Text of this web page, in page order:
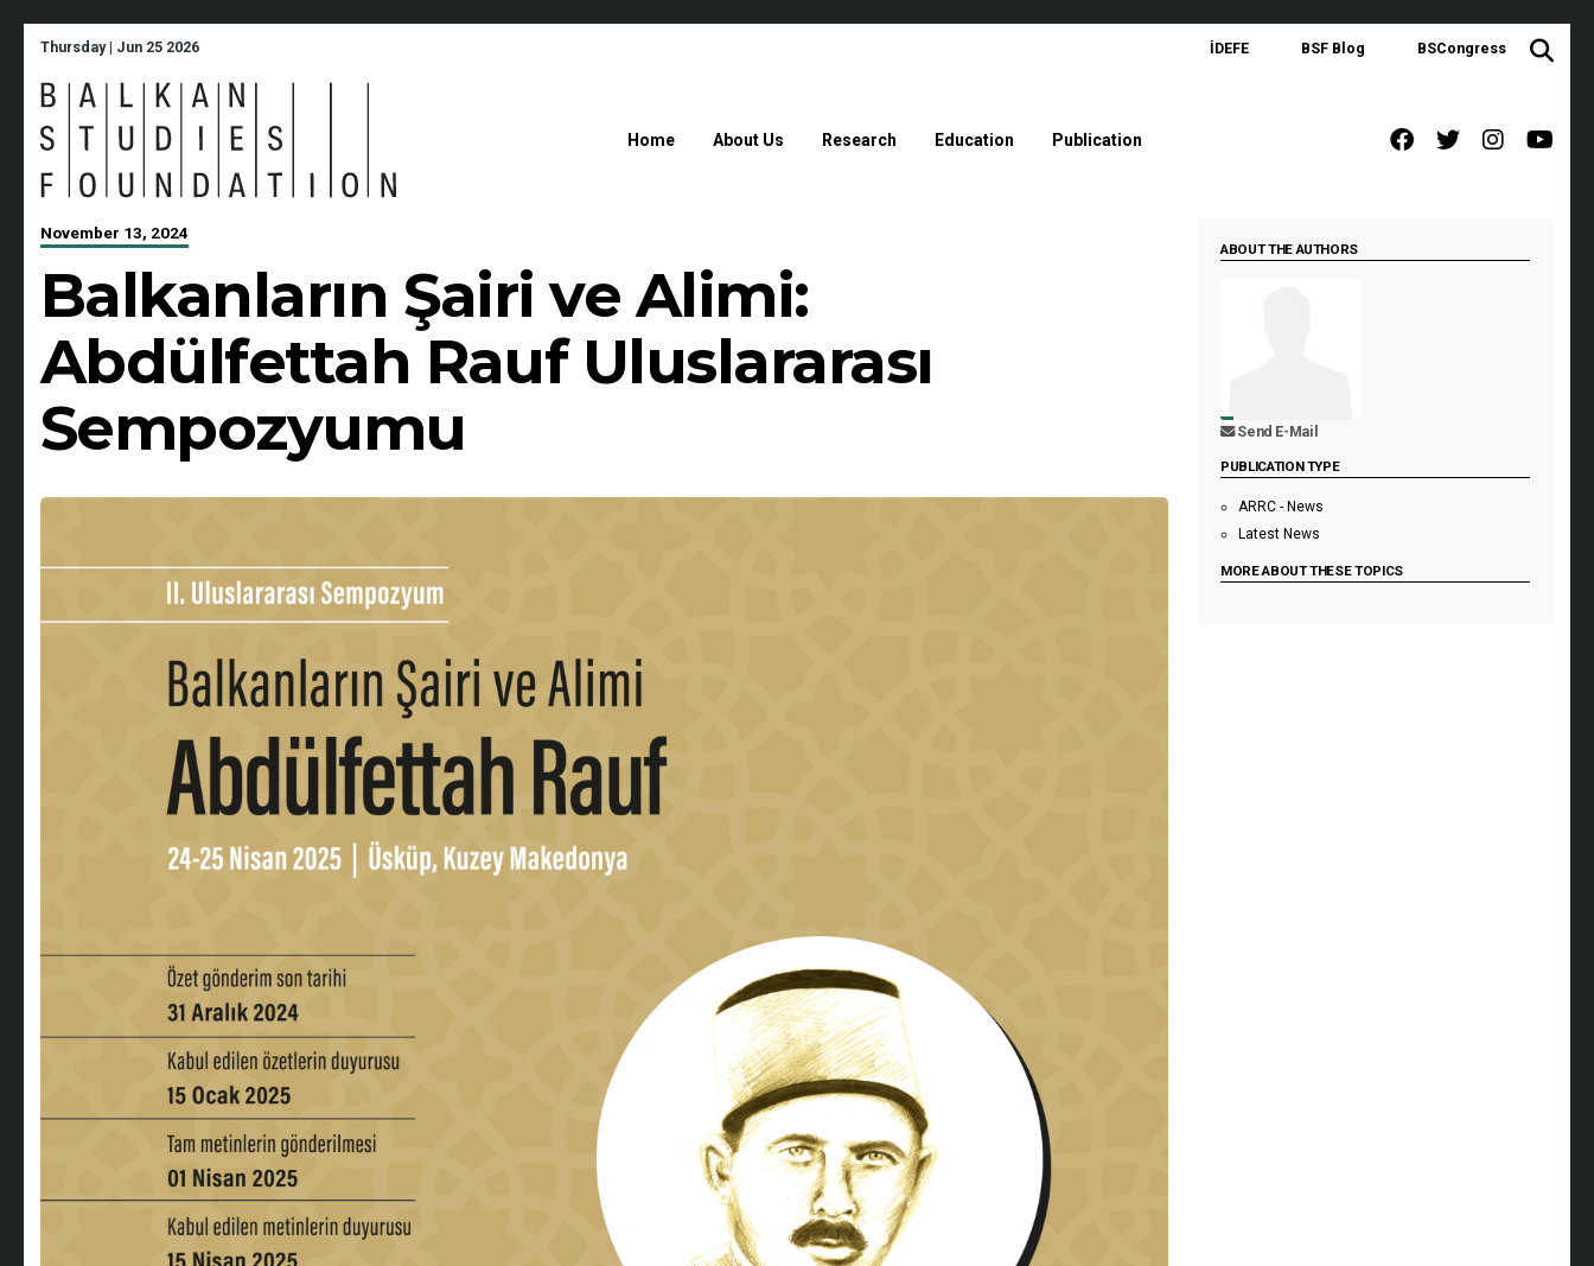
Thursday | Jun 25 2026 İDEFE BSF Blog BSCongress
Home About Us Research Education Publication
November 13, 2024
Balkanların Şairi ve Alimi:
Abdülfettah Rauf Uluslararası
Sempozyumu
ABOUT THE AUTHORS
Send E-Mail
PUBLICATION TYPE
ARRC - News
Latest News
MORE ABOUT THESE TOPICS